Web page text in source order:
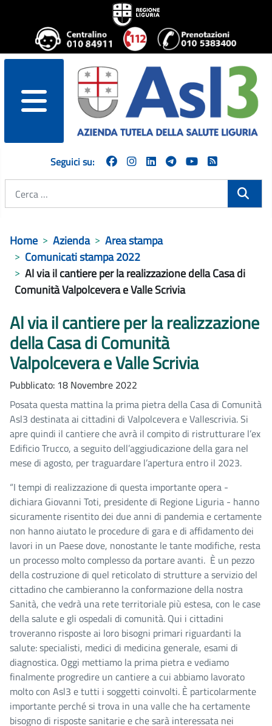
menu
Seguici su:
Home Azienda
Area stampa
Comunicati stampa 2022
Al via il cantiere per la realizzazione della Casa di
Comunità Valpolcevera e Valle Scrivia
Al via il cantiere per la realizzazione
della Casa di Comunità
Valpolcevera e Valle Scrivia
Pubblicato: 18 Novembre 2022
Posata questa mattina la prima pietra della Casa di Comunità
Asl3 destinata ai cittadini di Valpolcevera e Vallescrivia. Si
apre quindi il cantiere che avrà il compito di ristrutturare l’ex
Edificio Trucco, a seguito dell’aggiudicazione della gara nel
mese di agosto, per traguardare l’apertura entro il 2023.
“I tempi di realizzazione di questa importante opera -
dichiara Giovanni Toti, presidente di Regione Liguria - hanno
sicuramente risentito dei due anni di pandemia e certamente
non hanno aiutato le procedure di gara e di affidamento dei
lavori in un Paese dove, nonostante le tante modifiche, resta
un processo molto complesso da portare avanti. È un pezzo
della costruzione di quel reticolato di strutture a servizio del
cittadino che cambieranno la conformazione della nostra
Sanità, che vedrà una rete territoriale più estesa, con le case
della salute e gli ospedali di comunità. Qui i cittadini
troveranno risposte ai loro bisogni primari riguardanti la
salute: specialisti, medici di medicina generale, esami di
diagnostica. Oggi mettiamo la prima pietra e vediamo
finalmente progredire un cantiere a cui abbiamo lavorato
molto con Asl3 e tutti i soggetti coinvolti. È particolarmente
importante perché si trova in una valle che ha certamente
bisogno di risposte sanitarie e che sarà interessata nei